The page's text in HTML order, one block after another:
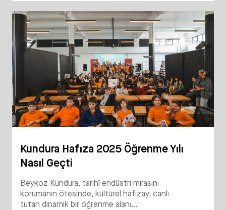
Kundura Hafıza 2025 Öğrenme Yılı
Nasıl Geçti
Beykoz Kundura, tarihî endüstri mirasını
korumanın ötesinde, kültürel hafızayı canlı
tutan dinamik bir öğrenme alanı...